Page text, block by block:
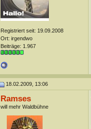
Registriert seit: 19.09.2008
Ort: irgendwo
Beiträge: 1.967
18.02.2009, 13:06
Ramses
will mehr Waldbühne